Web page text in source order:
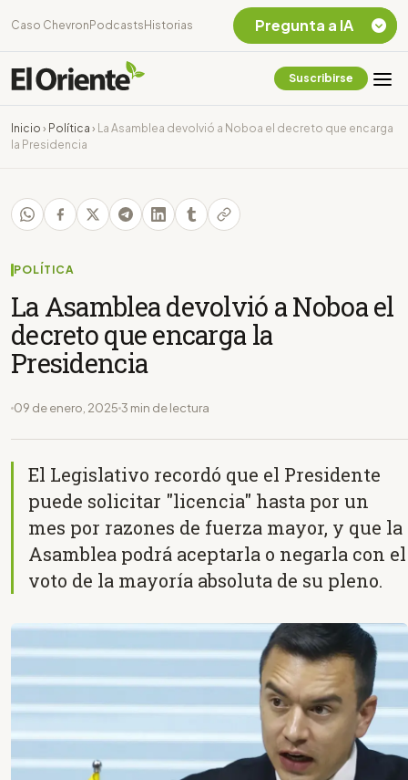
Caso Chevron Podcasts Historias
Suscribirse
Inicio › Política ›
La Asamblea devolvió a Noboa el decreto que encarga
la Presidencia
POLÍTICA
La Asamblea devolvió a Noboa el
decreto que encarga la
Presidencia
09 de enero, 2025 3 min de lectura
El Legislativo recordó que el Presidente
puede solicitar "licencia" hasta por un
mes por razones de fuerza mayor, y que la
Asamblea podrá aceptarla o negarla con el
voto de la mayoría absoluta de su pleno.
Pregunta a IA
Chevron Ecuador